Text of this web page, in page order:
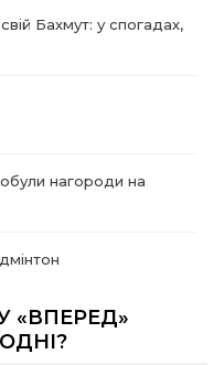
Бахмут: у спогадах,
нагороди на
«Молода людина
«Творці змін та
«ВПЕРЕД»